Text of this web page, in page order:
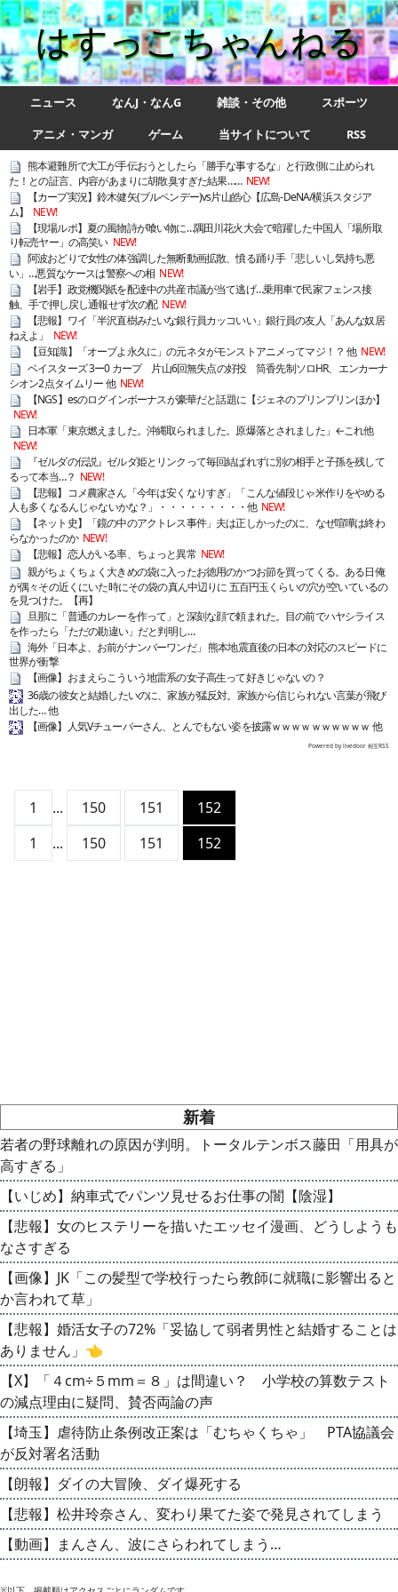
はすっこちゃんねる
ニュース なんJ・なんG 雑談・その他
スポーツ
アニメ・マンガ
ゲーム 当サイトについて RSS
熊本避難所で大工が手伝おうとしたら「勝手な事するな」と行政側に止められ
た！との証言、内容があまりに胡散臭すぎた結果…… NEW!
【カープ実況】鈴木健矢(ブルペンデー)vs片山皓心【広島-DeNA/横浜スタジア
ム】
NEW!
【現場ルポ】夏の風物詩が喰い物に…隅田川花火大会で暗躍した中国人「場所取
り転売ヤー」の高笑い NEW!
阿波おどりで女性の体強調した無断動画拡散、憤る踊り手「悲しいし気持ち悪
い」…悪質なケースは警察への相 NEW!
【岩手】政党機関紙を配達中の共産市議が当て逃げ…乗用車で民家フェンス接
触、手で押し戻し通報せず次の配 NEW!
【悲報】ワイ「半沢直樹みたいな銀行員カッコいい」銀行員の友人「あんな奴居
ねえよ」
NEW!
【豆知識】「オーブよ永久に」の元ネタがモンストアニメってマジ！？ 他 NEW!
ベイスターズ 3ー0 カープ 片山6回無失点の好投 筒香先制ソロHR、エンカーナ
シオン2点タイムリー 他 NEW!
【NGS】esのログインボーナスが豪華だと話題に【ジェネのプリンプリンほか】
NEW!
日本軍「東京燃えました。沖縄取られました。原爆落とされました」←これ他
NEW!
『ゼルダの伝説』ゼルダ姫とリンクって毎回結ばれずに別の相手と子孫を残して
るって本当…？ NEW!
【悲報】コメ農家さん「今年は安くなりすぎ」「こんな値段じゃ米作りをやめる
人も多くなるんじゃないかな？」・・・・・・・・・他 NEW!
【ネット史】「鏡の中のアクトレス事件」夫は正しかったのに、なぜ喧嘩は終わ
らなかったのか NEW!
【悲報】恋人がいる率、ちょっと異常 NEW!
親がちょくちょく大きめの袋に入ったお徳用のかつお節を買ってくる。ある日俺
が偶々その近くにいた時にその袋の真ん中辺りに 五百円玉くらいの穴が空いているの
を見つけた。【再】
旦那に「普通のカレーを作って」と深刻な顔で頼まれた。目の前でハヤシライス
を作ったら「ただの勘違い」だと判明し…
海外「日本よ、お前がナンバーワンだ」 熊本地震直後の日本の対応のスピードに
世界が衝撃
【画像】おまえらこういう地雷系の女子高生って好きじゃないの？
36歳の彼女と結婚したいのに、家族が猛反対。家族から信じられない言葉が飛び
出した… 他
【画像】人気Vチューバーさん、とんでもない姿を披露ｗｗｗｗｗｗｗｗｗｗ 他
Powered by livedoor 相互RSS
1 ... 150 151
152
1
... 150 151 152
新着
若者の野球離れの原因が判明。トータルテンボス藤田「用具が
高すぎる」
【いじめ】納車式でパンツ見せるお仕事の闇【陰湿】
【悲報】女のヒステリーを描いたエッセイ漫画、どうしようも
なさすぎる
【画像】JK「この髪型で学校行ったら教師に就職に影響出ると
か言われて草」
【悲報】婚活女子の72%「妥協して弱者男性と結婚することは
ありません」👈
【X】「４cm÷５mm＝８」は間違い？ 小学校の算数テスト
の減点理由に疑問、賛否両論の声
【埼玉】虐待防止条例改正案は「むちゃくちゃ」 PTA協議会
が反対署名活動
【朗報】ダイの大冒険、ダイ爆死する
【悲報】松井玲奈さん、変わり果てた姿で発見されてしまう
【動画】まんさん、波にさらわれてしまう…